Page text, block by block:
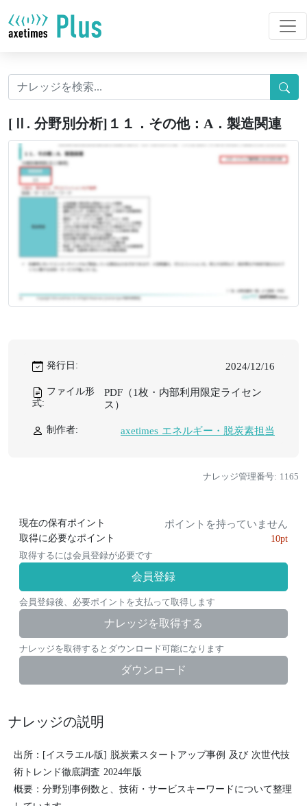
[Ⅱ. 分野別分析]１１．その他：A．製造関連
発行日: 2024/12/16
ファイル形
式:
PDF（1枚・内部利用限定ライセン
ス）
制作者: axetimes エネルギー・脱炭素担当
ナレッジ管理番号: 1165
現在の保有ポイント ポイントを持っていません
取得に必要なポイント
10pt
取得するには会員登録が必要です
会員登録
会員登録後、必要ポイントを支払って取得します
ナレッジを取得する
ナレッジを取得するとダウンロード可能になります
ダウンロード
ナレッジの説明
出所：[イスラエル版] 脱炭素スタートアップ事例 及び 次世代技
術トレンド徹底調査 2024年版
概要：分野別事例数と、技術・サービスキーワードについて整理